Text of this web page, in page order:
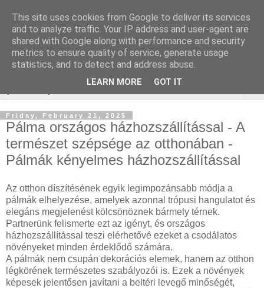
Keresőoptimalizálás :
zárcsere budapest
Friday, February 21, 2025
Pálma országos házhozszállítással - A
természet szépsége az otthonában -
Pálmák kényelmes házhozszállítással
Az otthon díszítésének egyik legimpozánsabb módja a
pálmák elhelyezése, amelyek azonnal trópusi hangulatot és
elegáns megjelenést kölcsönöznek bármely térnek.
Partnerünk felismerte ezt az igényt, és országos
házhozszállítással teszi elérhetővé ezeket a csodálatos
növényeket minden érdeklődő számára.
A pálmák nem csupán dekorációs elemek, hanem az otthon
légkörének természetes szabályozói is. Ezek a növények
képesek jelentősen javítani a beltéri levegő minőségét,
This site uses cookies from Google to deliver its services
and to analyze traffic. Your IP address and user-agent are
shared with Google along with performance and security
metrics to ensure quality of service, generate usage
statistics, and to detect and address abuse.
LEARN MORE GOT IT